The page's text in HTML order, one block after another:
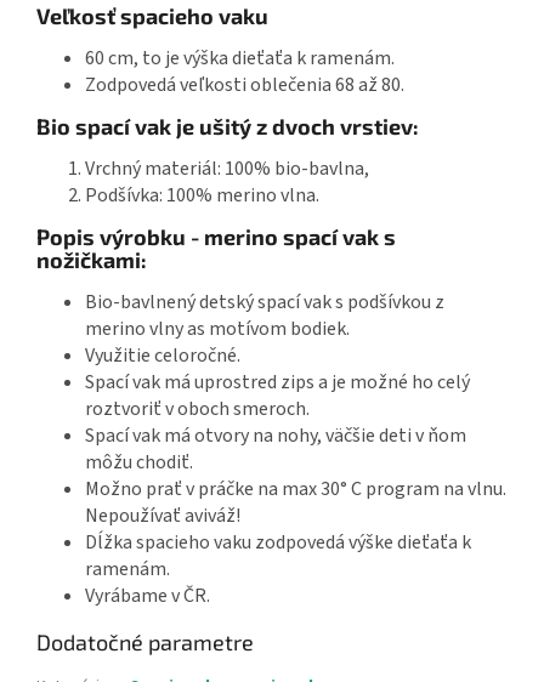
Veľkosť spacieho vaku
60 cm, to je výška dieťaťa k ramenám.
Zodpovedá veľkosti oblečenia 68 až 80.
Bio spací vak je ušitý z dvoch vrstiev:
Vrchný materiál: 100% bio-bavlna,
Podšívka: 100% merino vlna.
Popis výrobku - merino spací vak s
nožičkami:
Bio-bavlnený detský spací vak s podšívkou z
merino vlny as motívom bodiek.
Využitie celoročné.
Spací vak má uprostred zips a je možné ho celý
roztvoriť v oboch smeroch.
Spací vak má otvory na nohy, väčšie deti v ňom
môžu chodiť.
Možno prať v práčke na max 30° C program na vlnu.
Nepoužívať aviváž!
Dĺžka spacieho vaku zodpovedá výške dieťaťa k
ramenám.
Vyrábame v ČR.
Dodatočné parametre